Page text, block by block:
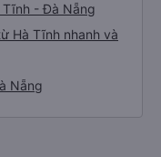
Tĩnh - Đà Nẵng
Hà Tĩnh nhanh và
Nẵng